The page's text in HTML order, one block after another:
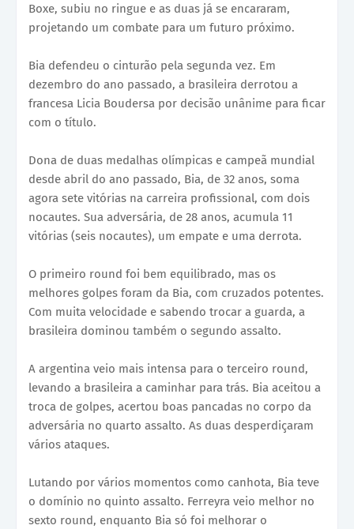
Boxe, subiu no ringue e as duas já se encararam,
projetando um combate para um futuro próximo.
Bia defendeu o cinturão pela segunda vez. Em
dezembro do ano passado, a brasileira derrotou a
francesa Licia Boudersa por decisão unânime para ficar
com o título.
Dona de duas medalhas olímpicas e campeã mundial
desde abril do ano passado, Bia, de 32 anos, soma
agora sete vitórias na carreira profissional, com dois
nocautes. Sua adversária, de 28 anos, acumula 11
vitórias (seis nocautes), um empate e uma derrota.
O primeiro round foi bem equilibrado, mas os
melhores golpes foram da Bia, com cruzados potentes.
Com muita velocidade e sabendo trocar a guarda, a
brasileira dominou também o segundo assalto.
A argentina veio mais intensa para o terceiro round,
levando a brasileira a caminhar para trás. Bia aceitou a
troca de golpes, acertou boas pancadas no corpo da
adversária no quarto assalto. As duas desperdiçaram
vários ataques.
Lutando por vários momentos como canhota, Bia teve
o domínio no quinto assalto. Ferreyra veio melhor no
sexto round, enquanto Bia só foi melhorar o